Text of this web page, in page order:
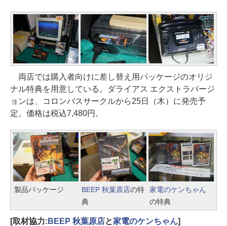
両店では購入者向けに差し替え用パッケージのオリジ
ナル特典を用意している。ダライアス エクストラバージ
ョンは、コロンバスサークルから25日（木）に発売予
定。価格は税込7,480円。
製品パッケージ BEEP 秋葉原店の特
典
家電のケンちゃん
の特典
[取材協力: BEEP 秋葉原店と家電のケンちゃん]